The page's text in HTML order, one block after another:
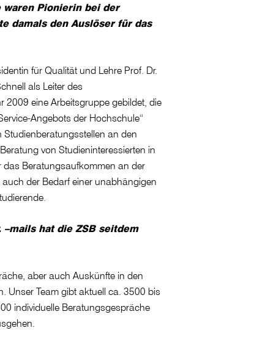
waren Pionierin bei der
damals den Auslöser für das
für Qualität und Lehre Prof. Dr.
als Leiter des
2009 eine Arbeitsgruppe gebildet, die
Angebots der Hochschule“
an den
von Studieninteressierten in
Beratungsaufkommen an der
der Bedarf einer unabhängigen
hat die ZSB seitdem
aber auch Auskünfte in den
Unser Team gibt aktuell ca. 3500 bis
individuelle Beratungsgespräche